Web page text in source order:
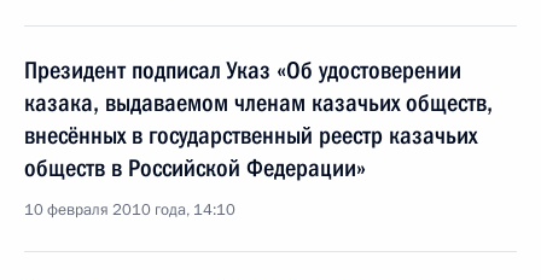
Президент подписал Указ «Об удостоверении
казака, выдаваемом членам казачьих обществ,
внесённых в государственный реестр казачьих
обществ в Российской Федерации»
10 февраля 2010 года, 14:10